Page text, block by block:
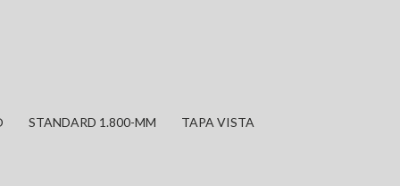
STANDARD 1.800-MM TAPA VISTA